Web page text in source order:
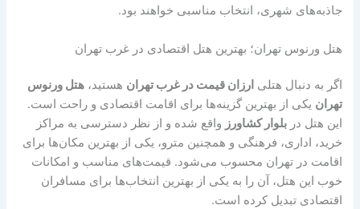
جاذبه‌های شهری، انتخاب مناسبی خواهند بود.
هتل ورنوس تهران؛ بهترین هتل اقتصادی در غرب تهران
اگر به دنبال هتلی ارزان قیمت در غرب تهران هستید،هتل ورنوس
تهران یکی از بهترین گزینه‌ها برای اقامت اقتصادی و راحت است.
این هتل دربلوار کشاورز واقع شده و از نظر دسترسی به مراکز
خرید، اداری، فرهنگی و همچنین مترو، یکی از بهترین مکان‌ها برای
اقامت در تهران محسوب می‌شود. قیمت‌های مناسب و امکانات
خوب این هتل، آن را به یکی از بهترین انتخاب‌ها برای مسافران
اقتصادی تبدیل کرده است.